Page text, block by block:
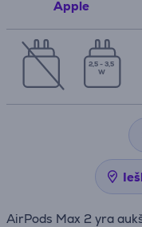
Apple
2,5 - 3,5
W
AirPods Max 2 yra